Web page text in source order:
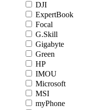
DJI
ExpertBook
Focal
G.Skill
Gigabyte
Green
HP
IMOU
Microsoft
MSI
myPhone